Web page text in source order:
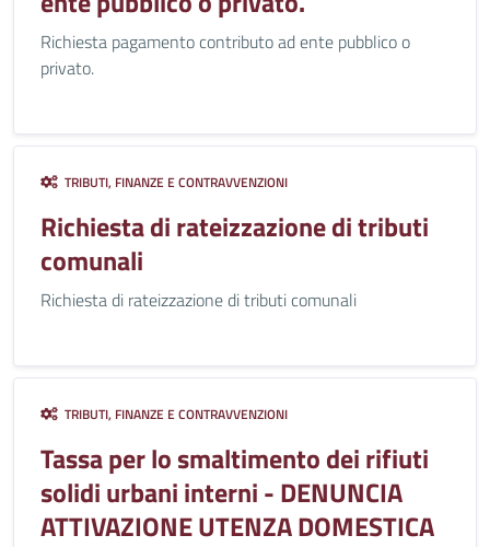
Richiesta pagamento contributo ad ente pubblico o
privato.
TRIBUTI, FINANZE E CONTRAVVENZIONI
Richiesta di rateizzazione di tributi
comunali
Richiesta di rateizzazione di tributi comunali
TRIBUTI, FINANZE E CONTRAVVENZIONI
Tassa per lo smaltimento dei rifiuti
solidi urbani interni - DENUNCIA
ATTIVAZIONE UTENZA DOMESTICA